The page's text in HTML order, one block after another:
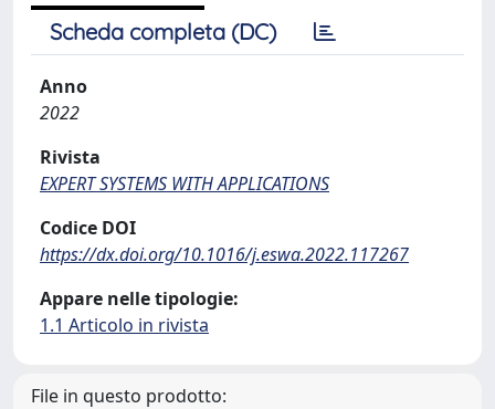
Scheda completa (DC)
Anno
2022
Rivista
EXPERT SYSTEMS WITH APPLICATIONS
Codice DOI
https://dx.doi.org/10.1016/j.eswa.2022.117267
Appare nelle tipologie:
1.1 Articolo in rivista
File in questo prodotto: